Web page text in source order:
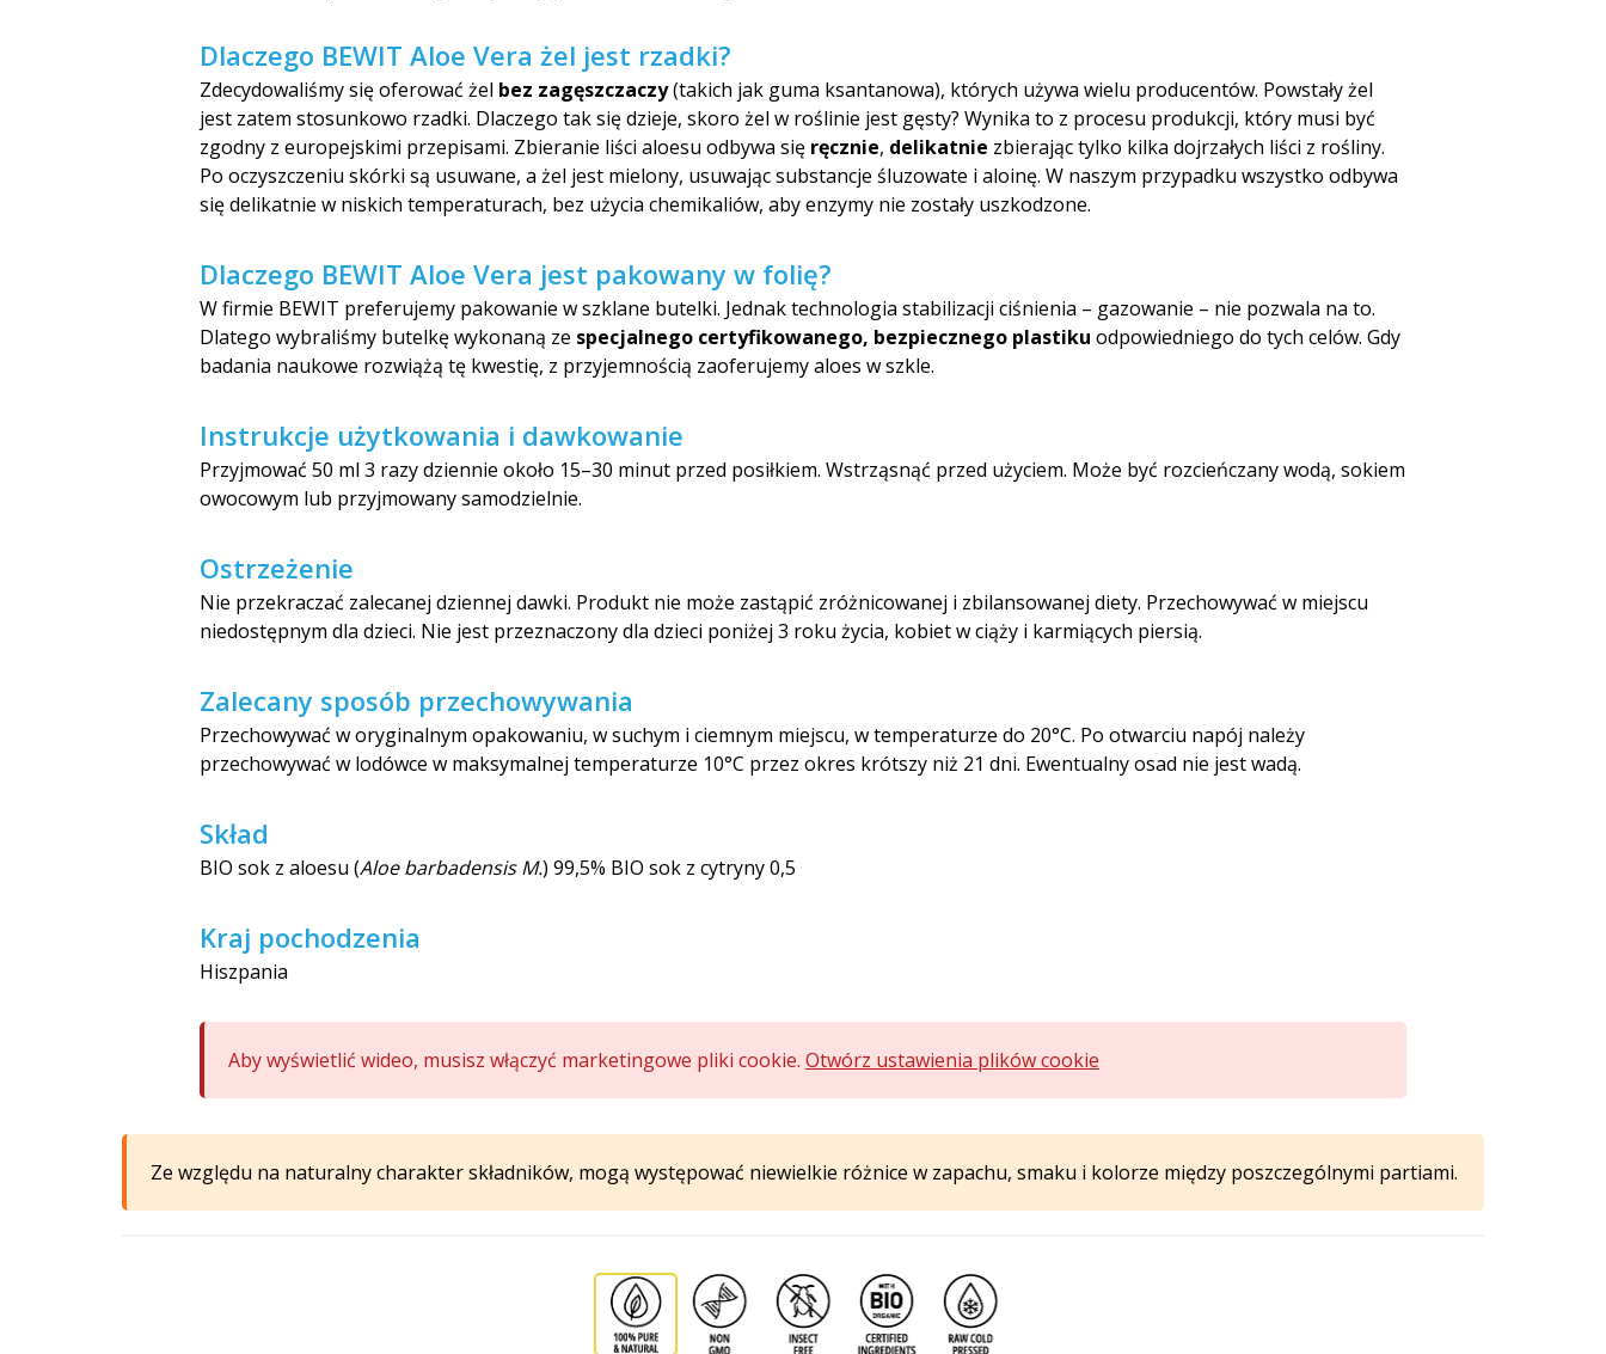
Dlaczego BEWIT Aloe Vera żel jest rzadki?
Zdecydowaliśmy się oferować żel bez zagęszczaczy(takich jak guma ksantanowa), których używa wielu producentów. Powstały żel
jest zatem stosunkowo rzadki. Dlaczego tak się dzieje, skoro żel w roślinie jest gęsty? Wynika to z procesu produkcji, który musi być
zgodny z europejskimi przepisami. Zbieranie liści aloesu odbywa się ręcznie, delikatnie zbierając tylko kilka dojrzałych liści z rośliny.
Po oczyszczeniu skórki są usuwane, a żel jest mielony, usuwając substancje śluzowate i aloinę. W naszym przypadku wszystko odbywa
się delikatnie w niskich temperaturach, bez użycia chemikaliów, aby enzymy nie zostały uszkodzone.
Dlaczego BEWIT Aloe Vera jest pakowany w folię?
W firmie BEWIT preferujemy pakowanie w szklane butelki. Jednak technologia stabilizacji ciśnienia – gazowanie – nie pozwala na to.
Dlatego wybraliśmy butelkę wykonaną ze specjalnego certyfikowanego, bezpiecznego plastiku odpowiedniego do tych celów. Gdy
badania naukowe rozwiążą tę kwestię, z przyjemnością zaoferujemy aloes w szkle.
Instrukcje użytkowania i dawkowanie
Przyjmować 50 ml 3 razy dziennie około 15–30 minut przed posiłkiem. Wstrząsnąć przed użyciem. Może być rozcieńczany wodą, sokiem
owocowym lub przyjmowany samodzielnie.
Ostrzeżenie
Nie przekraczać zalecanej dziennej dawki. Produkt nie może zastąpić zróżnicowanej i zbilansowanej diety. Przechowywać w miejscu
niedostępnym dla dzieci. Nie jest przeznaczony dla dzieci poniżej 3 roku życia, kobiet w ciąży i karmiących piersią.
Zalecany sposób przechowywania
Przechowywać w oryginalnym opakowaniu, w suchym i ciemnym miejscu, w temperaturze do 20°C. Po otwarciu napój należy
przechowywać w lodówce w maksymalnej temperaturze 10°C przez okres krótszy niż 21 dni. Ewentualny osad nie jest wadą.
Skład
BIO sok z aloesu (Aloe barbadensis M.) 99,5% BIO sok z cytryny 0,5
Kraj pochodzenia
Hiszpania
Aby wyświetlić wideo, musisz włączyć marketingowe pliki cookie. Otwórz ustawienia plików cookie
Ze względu na naturalny charakter składników, mogą występować niewielkie różnice w zapachu, smaku i kolorze między poszczególnymi partiami.